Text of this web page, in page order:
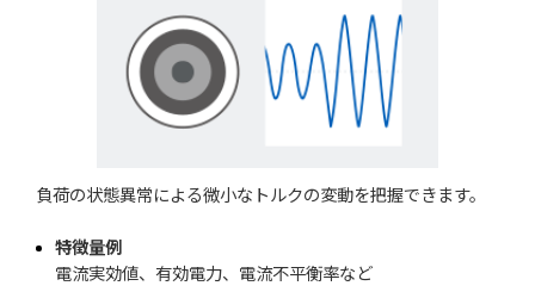
負荷の状態異常による微小なトルクの変動を把握できます。
特徴量例
電流実効値、有効電力、電流不平衡率など